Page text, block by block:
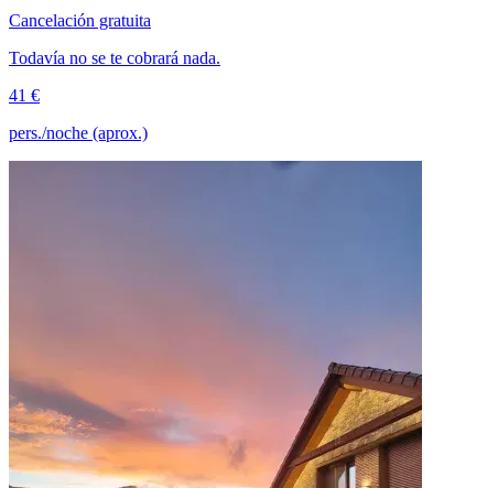
Cancelación gratuita
Todavía no se te cobrará nada.
41 €
pers./noche (aprox.)